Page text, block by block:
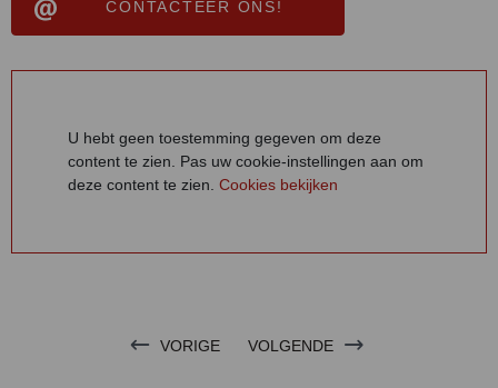
CONTACTEER ONS!
U hebt geen toestemming gegeven om deze
content te zien. Pas uw cookie-instellingen aan om
deze content te zien. Cookies bekijken
VORIGE VOLGENDE